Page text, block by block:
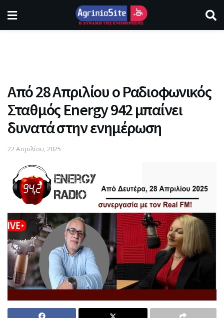
Από 28 Απριλίου ο Ραδιοφωνικός
Σταθμός Energy 942 μπαίνει
δυνατά στην ενημέρωση
22 Απριλίου, 2025